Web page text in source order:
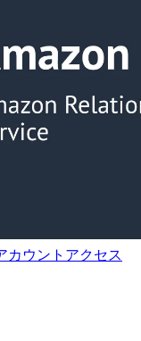
カウントアクセス